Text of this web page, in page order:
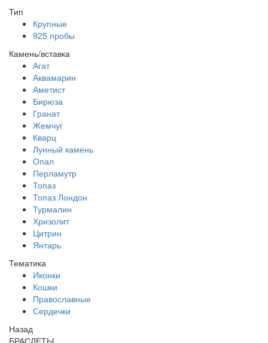
Тип
Крупные
925 пробы
Камень/вставка
Агат
Аквамарин
Аметист
Бирюза
Гранат
Жемчуг
Кварц
Лунный камень
Опал
Перламутр
Топаз
Топаз Лондон
Турмалин
Хризолит
Цитрин
Янтарь
Тематика
Иконки
Кошки
Православные
Сердечки
Назад
БРАСЛЕТЫ